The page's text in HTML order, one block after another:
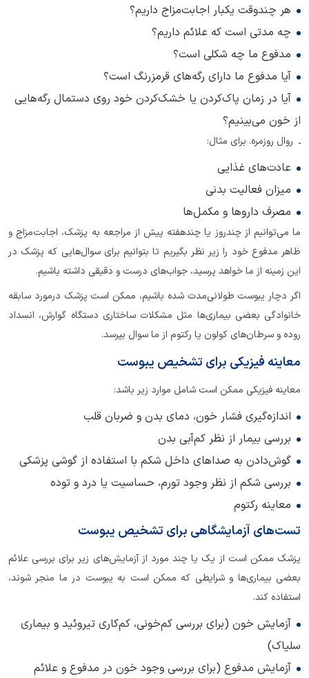
هر چند‌وقت یکبار اجابت‌مزاج داریم؟
چه مدتی است که علائم داریم؟
مدفوع ما چه شکلی است؟
آیا مدفوع ما دارای رگه‌های قرمزرنگ است؟
آیا در زمان پاک‌کردن یا خشک‌کردن خود روی دستمال رگه‌هایی
از خون می‌بینیم؟
ـ روال روزمره. برای مثال:
عادت‌های غذایی
میزان فعالیت بدنی
مصرف داروها و مکمل‌ها
ما می‌توانیم از چند‌روز یا چند‌هفته پیش از مراجعه به پزشک، اجابت‌مزاج و
ظاهر مدفوع خود را زیر نظر بگیریم تا بتوانیم برای سوال‌هایی که پزشک در
این زمینه از ما خواهد پرسید، جواب‌های درست و دقیقی داشته باشیم.
اگر دچار یبوست طولانی‌مدت شده باشیم، ممکن است پزشک درمورد سابقه
خانوادگی بعضی بیماری‌ها مثل مشکلات ساختاری دستگاه گوارش، انسداد
روده و سرطان‌های کولون یا رکتوم از ما سوال بپرسد.
معاینه فیزیکی برای تشخیص یبوست
معاینه فیزیکی ممکن است شامل موارد زیر باشد:
اندازه‌گیری فشار خون، دمای بدن و ضربان قلب
بررسی بیمار از نظر کم‌آبی بدن
گوش‌دادن به صداهای داخل شکم با استفاده از گوشی پزشکی
بررسی شکم از نظر وجود تورم، حساسیت یا درد و توده
معاینه رکتوم
تست‌های آزمایشگاهی برای تشخیص یبوست
پزشک ممکن است از یک یا چند مورد از آزمایش‌های زیر برای بررسی علائم
بعضی بیماری‌ها و شرایطی که ممکن است به یبوست در ما منجر شوند،
استفاده کند.
آزمایش خون (برای بررسی کم‌خونی، کم‌کاری تیروئید و بیماری
سلیاک)
آزمایش مدفوع (برای بررسی وجود خون در مدفوع و علائم